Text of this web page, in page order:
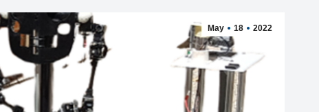
May 18 2022